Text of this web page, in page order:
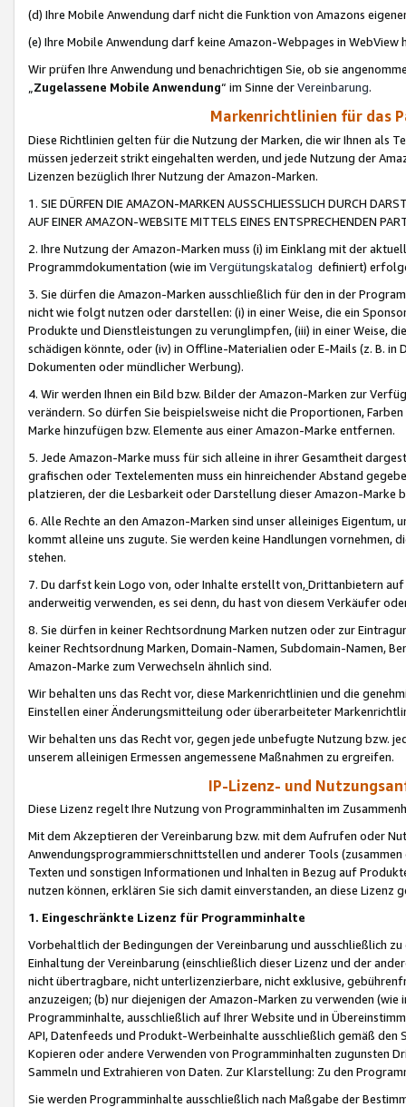
(d) Ihre Mobile Anwendung darf nicht die Funktion von Amazons
(e) Ihre Mobile Anwendung darf keine Amazon-Webpages in WebView
Wir prüfen Ihre Anwendung und benachrichtigen Sie, ob sie
„Zugelassene Mobile Anwendung“ im Sinne derVereinbarung.
Markenrichtlinien für das
Diese Richtlinien gelten für die Nutzung der Marken, die wir Ihnen als
müssen jederzeit strikt eingehalten werden, und jede Nutzung der
Lizenzen bezüglich Ihrer Nutzung der Amazon-Marken.
1. SIE DÜRFEN DIE AMAZON-MARKEN AUSSCHLIESSLICH DURCH
AUF EINER AMAZON-WEBSITE MITTELS EINES ENTSPRECHENDEN
2. Ihre Nutzung der Amazon-Marken muss (i) im Einklang mit der
Programmdokumentation (wie im Vergütungskatalog definiert)
3. Sie dürfen die Amazon-Marken ausschließlich für den in der
nicht wie folgt nutzen oder darstellen: (i) in einer Weise, die ein
Produkte und Dienstleistungen zu verunglimpfen, (iii) in einer Weise,
schädigen könnte, oder (iv) in Offline-Materialien oder E-Mails (z. B. in
Dokumenten oder mündlicher Werbung).
4. Wir werden Ihnen ein Bild bzw. Bilder der Amazon-Marken zur
verändern. So dürfen Sie beispielsweise nicht die Proportionen,
Marke hinzufügen bzw. Elemente aus einer Amazon-Marke entfernen.
5. Jede Amazon-Marke muss für sich alleine in ihrer Gesamtheit
grafischen oder Textelementen muss ein hinreichender Abstand
platzieren, der die Lesbarkeit oder Darstellung dieser Amazon-Marke
6. Alle Rechte an den Amazon-Marken sind unser alleiniges
kommt alleine uns zugute. Sie werden keine Handlungen vornehmen,
stehen.
7. Du darfst kein Logo von, oder Inhalte erstellt von,Drittanbietern auf
anderweitig verwenden, es sei denn, du hast von diesem Verkäufer
8. Sie dürfen in keiner Rechtsordnung Marken nutzen oder zur
keiner Rechtsordnung Marken, Domain-Namen, Subdomain-Namen,
Amazon-Marke zum Verwechseln ähnlich sind.
Wir behalten uns das Recht vor, diese Markenrichtlinien und die
Einstellen einer Änderungsmitteilung oder überarbeiteter
Wir behalten uns das Recht vor, gegen jede unbefugte Nutzung bzw.
unserem alleinigen Ermessen angemessene Maßnahmen zu ergreifen.
IP-Lizenz- und
Diese Lizenz regelt Ihre Nutzung von Programminhalten im
Mit dem Akzeptieren der Vereinbarung bzw. mit dem Aufrufen oder
Anwendungsprogrammierschnittstellen und anderer Tools (zusammen
Texten und sonstigen Informationen und Inhalten in Bezug auf
nutzen können, erklären Sie sich damit einverstanden, an diese Lizenz
1. Eingeschränkte Lizenz für Programminhalte
Vorbehaltlich der Bedingungen der Vereinbarung und ausschließlich
Einhaltung der Vereinbarung (einschließlich dieser Lizenz und der
nicht übertragbare, nicht unterlizenzierbare, nicht exklusive,
anzuzeigen; (b) nur diejenigen der Amazon-Marken zu verwenden
Programminhalte, ausschließlich auf Ihrer Website und in
API, Datenfeeds und Produkt-Werbeinhalte ausschließlich gemäß
Kopieren oder andere Verwenden von Programminhalten zugunsten
Sammeln und Extrahieren von Daten. Zur Klarstellung: Zu den
Sie werden Programminhalte ausschließlich nach Maßgabe der